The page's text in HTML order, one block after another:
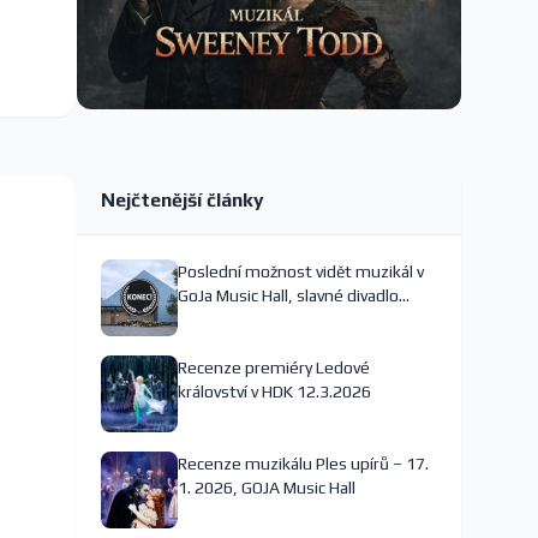
Nejčtenější články
Poslední možnost vidět muzikál v
GoJa Music Hall, slavné divadlo
Recenze premiéry Ledové
království v HDK 12.3.2026
Recenze muzikálu Ples upírů – 17.
1. 2026, GOJA Music Hall